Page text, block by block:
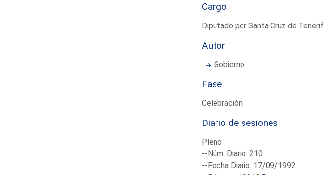
Cargo
Diputado por Santa Cruz de
Autor
Gobierno
Fase
Celebración
Diario de sesiones
Pleno
--Núm. Diario: 210
--Fecha Diario: 17/09/1992